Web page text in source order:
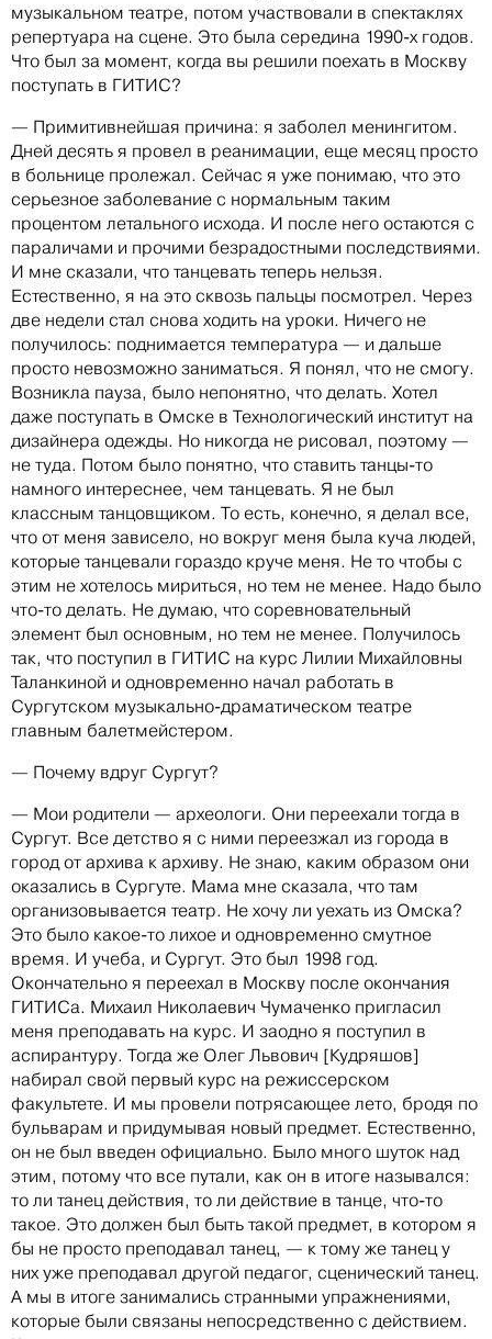
музыкальном театре, потом участвовали в спектаклях
репертуара на сцене. Это была середина 1990-х годов.
Что был за момент, когда вы решили поехать в Москву
поступать в ГИТИС?
— Примитивнейшая причина: я заболел менингитом.
Дней десять я провел в реанимации, еще месяц просто
в больнице пролежал. Сейчас я уже понимаю, что это
серьезное заболевание с нормальным таким
процентом летального исхода. И после него остаются с
параличами и прочими безрадостными последствиями.
И мне сказали, что танцевать теперь нельзя.
Естественно, я на это сквозь пальцы посмотрел. Через
две недели стал снова ходить на уроки. Ничего не
получилось: поднимается температура — и дальше
просто невозможно заниматься. Я понял, что не смогу.
Возникла пауза, было непонятно, что делать. Хотел
даже поступать в Омске в Технологический институт на
дизайнера одежды. Но никогда не рисовал, поэтому —
не туда. Потом было понятно, что ставить танцы-то
намного интереснее, чем танцевать. Я не был
классным танцовщиком. То есть, конечно, я делал все,
что от меня зависело, но вокруг меня была куча людей,
которые танцевали гораздо круче меня. Не то чтобы с
этим не хотелось мириться, но тем не менее. Надо было
что-то делать. Не думаю, что соревновательный
элемент был основным, но тем не менее. Получилось
так, что поступил в ГИТИС на курс Лилии Михайловны
Таланкиной и одновременно начал работать в
Сургутском музыкально-драматическом театре
главным балетмейстером.
— Почему вдруг Сургут?
— Мои родители — археологи. Они переехали тогда в
Сургут. Все детство я с ними переезжал из города в
город от архива к архиву. Не знаю, каким образом они
оказались в Сургуте. Мама мне сказала, что там
организовывается театр. Не хочу ли уехать из Омска?
Это было какое-то лихое и одновременно смутное
время. И учеба, и Сургут. Это был 1998 год.
Окончательно я переехал в Москву после окончания
ГИТИСа. Михаил Николаевич Чумаченко пригласил
меня преподавать на курс. И заодно я поступил в
аспирантуру. Тогда же Олег Львович [Кудряшов]
набирал свой первый курс на режиссерском
факультете. И мы провели потрясающее лето, бродя по
бульварам и придумывая новый предмет. Естественно,
он не был введен официально. Было много шуток над
этим, потому что все путали, как он в итоге назывался:
то ли танец действия, то ли действие в танце, что-то
такое. Это должен был быть такой предмет, в котором я
бы не просто преподавал танец, — к тому же танец у
них уже преподавал другой педагог, сценический танец.
А мы в итоге занимались странными упражнениями,
которые были связаны непосредственно с действием.